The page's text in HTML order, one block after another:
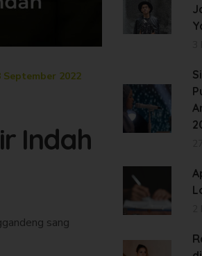
September 2022
Indah
sang